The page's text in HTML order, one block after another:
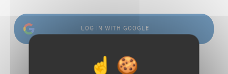
LOG IN WITH GOOGLE
or